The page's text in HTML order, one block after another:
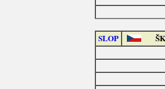
SLOP